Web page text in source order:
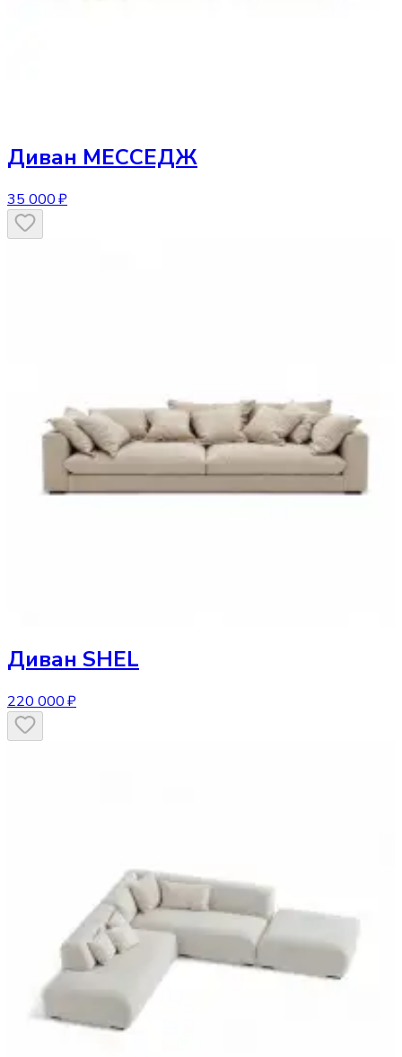
Диван МЕССЕДЖ
35 000 ₽
Диван SHEL
220 000 ₽